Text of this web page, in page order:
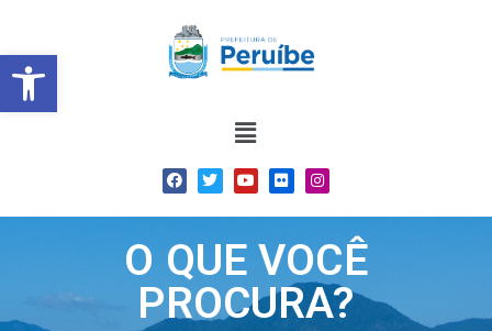
Barra de Ferramentas
O QUE VOCÊ
PROCURA?